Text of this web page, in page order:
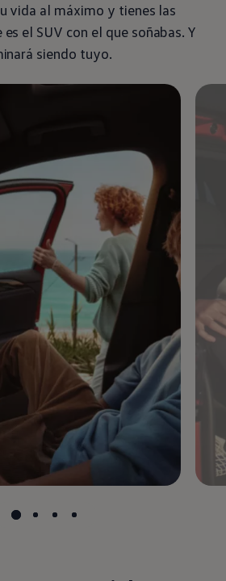
vida al máximo y tienes las
el SUV con el que soñabas. Y
siendo tuyo.